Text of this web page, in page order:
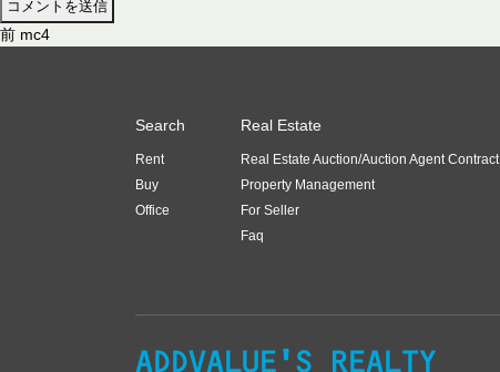
投
前 前
mc4
Search
Rent
Buy
Office
Real Estate
Real Estate Auction/Auction Agent Contract
Property Management
For Seller
Faq